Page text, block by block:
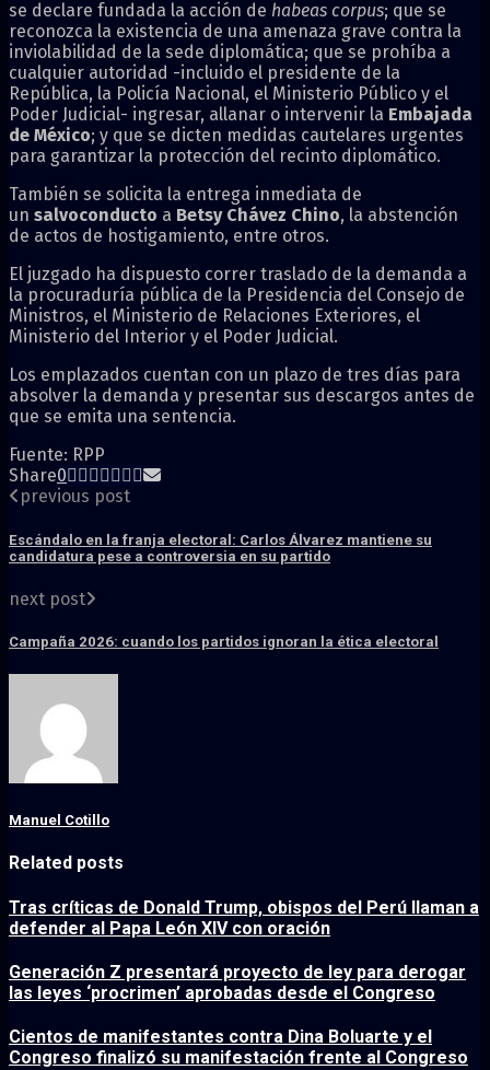
se declare fundada la acción de habeas corpus; que se
reconozca la existencia de una amenaza grave contra la
inviolabilidad de la sede diplomática; que se prohíba a
cualquier autoridad -incluido el presidente de la
República, la Policía Nacional, el Ministerio Público y el
Poder Judicial- ingresar, allanar o intervenir la Embajada
de México; y que se dicten medidas cautelares urgentes
para garantizar la protección del recinto diplomático.
También se solicita la entrega inmediata de
un salvoconducto a Betsy Chávez Chino, la abstención
de actos de hostigamiento, entre otros.
El juzgado ha dispuesto correr traslado de la demanda a
la procuraduría pública de la Presidencia del Consejo de
Ministros, el Ministerio de Relaciones Exteriores, el
Ministerio del Interior y el Poder Judicial.
Los emplazados cuentan con un plazo de tres días para
absolver la demanda y presentar sus descargos antes de
que se emita una sentencia.
Fuente: RPP
Share0
previous post
Escándalo en la franja electoral: Carlos Álvarez mantiene su
candidatura pese a controversia en su partido
next post
Campaña 2026: cuando los partidos ignoran la ética electoral
Manuel Cotillo
Related posts
Tras críticas de Donald Trump, obispos del Perú llaman a
defender al Papa León XIV con oración
Generación Z presentará proyecto de ley para derogar
las leyes ‘procrimen’ aprobadas desde el Congreso
Cientos de manifestantes contra Dina Boluarte y el
Congreso finalizó su manifestación frente al Congreso